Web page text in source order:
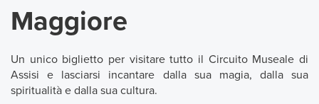
Maggiore
Un unico biglietto per visitare tutto il Circuito Museale di
Assisi e lasciarsi incantare dalla sua magia, dalla sua
spiritualità e dalla sua cultura.